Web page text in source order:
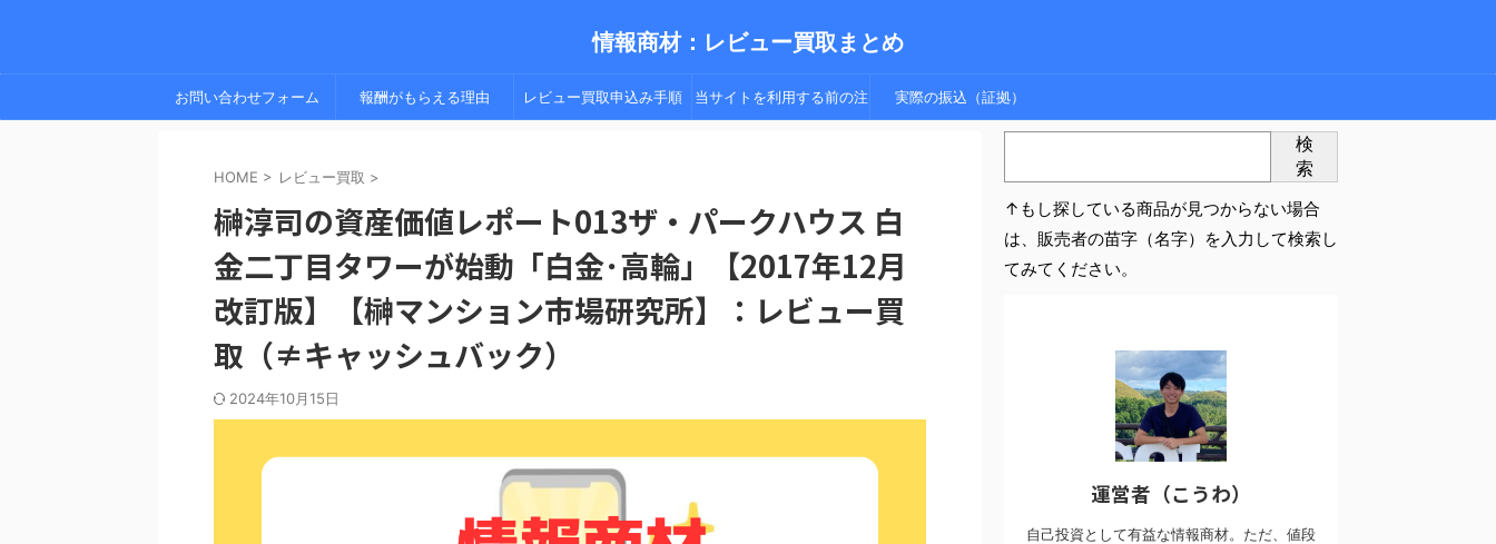
情報商材：レビュー買取まとめ
お問い合わせフォーム 報酬がもらえる理由 レビュー買取申込み手順 当サイトを利用する前の注 実際の振込（証拠）
HOME > レビュー買取 >
榊淳司の資産価値レポート013ザ・パークハウス 白
金二丁目タワーが始動「白金･高輪」【2017年12月
改訂版】【榊マンション市場研究所】：レビュー買
取（≠キャッシュバック）
2024年10月15日
検
索
↑もし探している商品が見つからない場合
は、販売者の苗字（名字）を入力して検索し
てみてください。
運営者（こうわ）
自己投資として有益な情報商材。ただ、値段